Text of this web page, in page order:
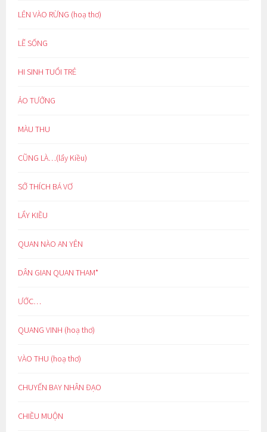
LẺN VÀO RỪNG (hoạ thơ)
LẼ SỐNG
HI SINH TUỔI TRẺ
ẢO TƯỞNG
MÀU THU
CŨNG LÀ…(lẩy Kiều)
SỞ THÍCH BÁ VƠ
LẨY KIỀU
QUAN NÀO AN YÊN
DÂN GIAN QUAN THAM*
ƯỚC…
QUANG VINH (hoạ thơ)
VÀO THU (hoạ thơ)
CHUYẾN BAY NHÂN ĐẠO
CHIỀU MUỘN